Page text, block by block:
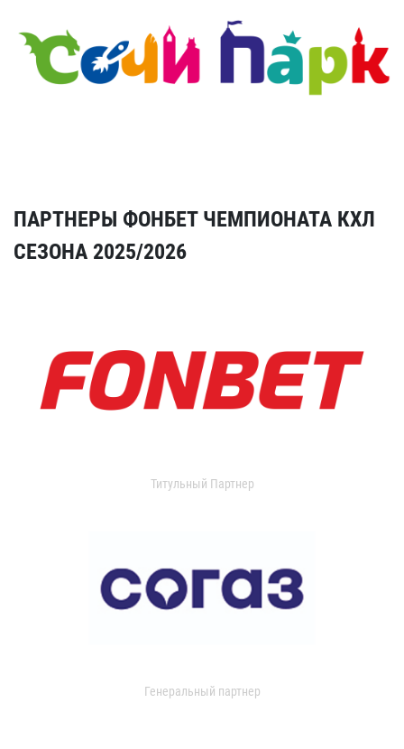
ПАРТНЕРЫ ФОНБЕТ ЧЕМПИОНАТА КХЛ
СЕЗОНА 2025/2026
Титульный Партнер
Генеральный партнер